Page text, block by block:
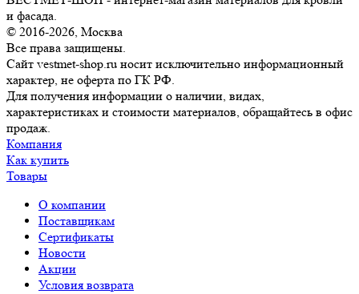
и фасада.
© 2016-2026, Москва
Все права защищены.
Сайт vestmet-shop.ru носит исключительно информационный
характер, не оферта по ГК РФ.
Для получения информации о наличии, видах,
характеристиках и стоимости материалов, обращайтесь в офис
продаж.
Компания
Как купить
Товары
О компании
Поставщикам
Сертификаты
Новости
Акции
Условия возврата